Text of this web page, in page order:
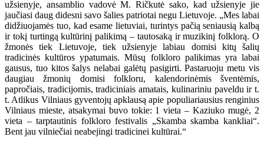
užsienyje, ansamblio vadovė M. Ričkutė sako, kad užsienyje jie
jaučiasi daug didesni savo šalies patriotai negu Lietuvoje. „Mes labai
didžiuojamės tuo, kad esame lietuviai, turintys pačią seniausią kalbą
ir tokį turtingą kultūrinį palikimą – tautosaką ir muzikinį folklorą. O
žmonės tiek Lietuvoje, tiek užsienyje labiau domisi kitų šalių
tradicinės kultūros ypatumais. Mūsų folkloro palikimas yra labai
gausus, tuo kitos šalys nelabai galėtų pasigirti. Pastaruoju metu vis
daugiau žmonių domisi folkloru, kalendorinėmis šventėmis,
papročiais, tradicijomis, tradiciniais amatais, kulinariniu paveldu ir t.
t. Atlikus Vilniaus gyventojų apklausą apie populiariausius renginius
Vilniaus mieste, atsakymai buvo tokie: 1 vieta – Kaziuko mugė, 2
vieta – tarptautinis folkloro festivalis „Skamba skamba kankliai“.
Bent jau vilniečiai neabejingi tradicinei kultūrai.“